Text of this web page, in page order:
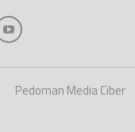
Pedoman Media Ciber